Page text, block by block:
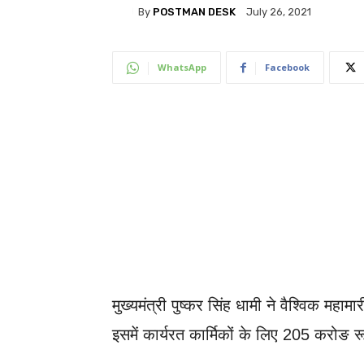
By POSTMAN DESK July 26, 2021
WhatsApp Facebook
मुख्यमंत्री पुष्कर सिंह धामी ने वैश्विक
इसमें कार्यरत कार्मिकों के लिए 205